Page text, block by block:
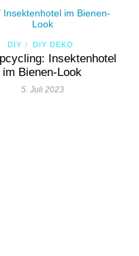
DIY / DIY DEKO
Insektenhotel
im Bienen-Look
5. Juli 2023